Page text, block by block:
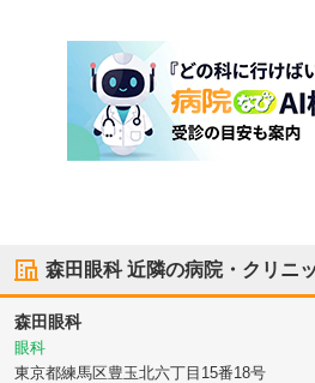
森田眼科近隣の病院・クリニ
森田眼科
眼科
東京都練馬区豊玉北六丁目15番18号